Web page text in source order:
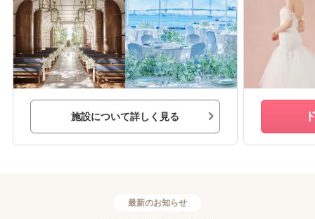
施設について詳しく見る
最新のお知らせ